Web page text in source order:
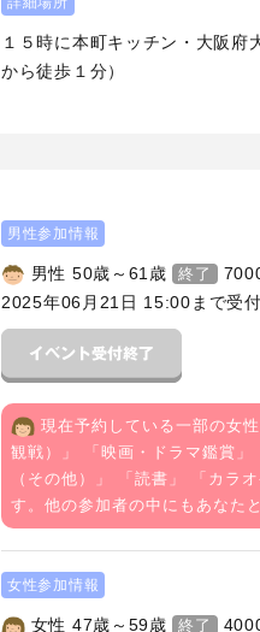
１５時に本町キッチン・大阪
から徒歩１分）
男性参加情報
男性 50歳～61歳 終了
2025年06月21日 15:00まで受付
現在予約している一部の女性
観戦）
」 「 映画・ドラマ鑑賞 」
（その他）
」 「 読書 」 「 カラ
す。他の参加者の中にもあなた
女性参加情報
女性 47歳～59歳 終了